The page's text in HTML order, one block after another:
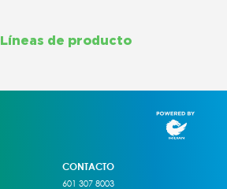
Líneas de producto
CONTACTO
601 307 8003